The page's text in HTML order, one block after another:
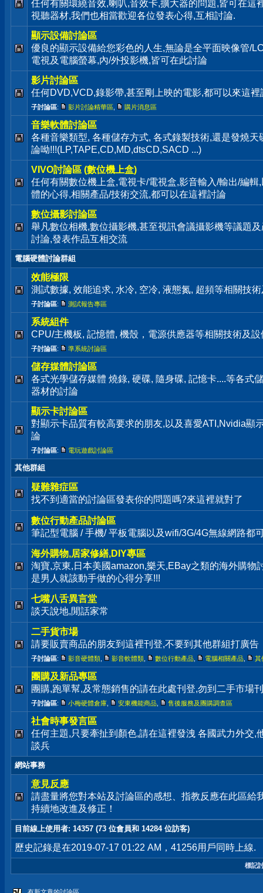
任何有關環繞音效,喇叭,音效卡,擴大器的問題,皆可在這
視聽器材,我們也相當歡迎各位發表心得,互相討論.
顯示設備討論區
優良的顯示設備給您彩色的人生,無論是全平面映像管/
電視及電腦螢幕,內/外投影機,皆可在此討論
影片討論區
任何DVD,VCD,錄影帶,甚至剛上映的電影,都可以來這裡
子討論區: 影片討論精華區 購片消息區
音樂軟體討論區
各種音樂類型, 各種儲存方式, 各式錄製技術,還是發燒天
論呦!!!(LP,TAPE,CD,MD,dtsCD,SACD ...)
VIVO討論區 (數位機上盒)
任何有關數位機上盒,電視卡/電視盒,影音輸入/輸出/編輯
體的心得,相關產品/技術交流,都可以在這裡討論
數位攝影討論區
舉凡數位相機,數位攝影機,甚至視訊會議攝影機等議題
討論,發表作品互相交流
電腦硬體討論群組
效能極限
測試數據, 效能追求, 水冷, 空冷, 液態氮, 超頻等相關技
子討論區: 測試報告專區
系統組件
CPU/主機板, 記憶體, 機殼，電源供應器等相關技術及
子討論區: 準系統討論區
儲存媒體討論區
各式光學儲存媒體 燒錄, 硬碟, 隨身碟, 記憶卡....等各式
器材的討論
顯示卡討論區
對顯示卡品質有較高要求的朋友,以及喜愛ATI,Nvidia顯
論
子討論區: 電玩遊戲討論區
其他群組
疑難雜症區
找不到適當的討論區發表你的問題嗎?來這裡就對了
數位行動產品討論區
筆記型電腦 / 手機/ 平板電腦以及wifi/3G/4G無線網路都
海外購物,居家修繕,DIY專區
淘寶,京東,日本美國amazon,樂天,EBay之類的海外購物
是男人就該動手做的心得分享!!!
七嘴八舌異言堂
談天說地,閒話家常
二手貨市場
請要販賣商品的朋友到這裡刊登,不要到其他群組打廣告
子討論區: 影音硬體類 影音軟體類 數位行動產品 電腦相關產品 其
團購及新品專區
團購,跑單幫,及常態銷售的請在此處刊登,勿到二手市場
子討論區: 小梅硬體倉庫 安東機能商品 售後服務及團購調查區
社會時事發言區
任何主題,只要牽扯到顏色,請在這裡發洩 各國武力外交,
談兵
網站事務
意見反應
請盡量將您對本站及討論區的感想、指教反應在此區給
持續地改進及修正！
目前線上使用者: 14357 (73 位會員和 14284 位訪客)
歷史記錄是在2019-07-17 01:22 AM，41256用戶同時上線.
標記